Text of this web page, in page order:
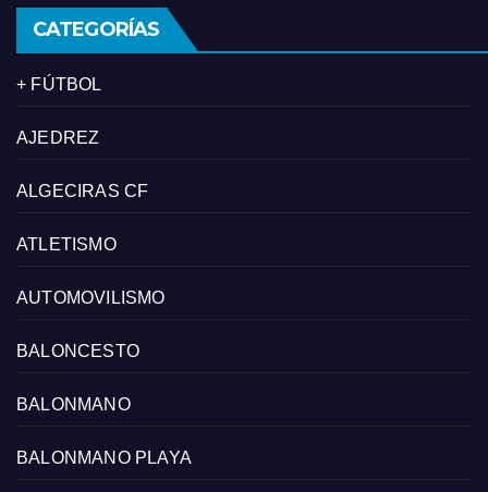
CATEGORÍAS
+ FÚTBOL
AJEDREZ
ALGECIRAS CF
ATLETISMO
AUTOMOVILISMO
BALONCESTO
BALONMANO
BALONMANO PLAYA